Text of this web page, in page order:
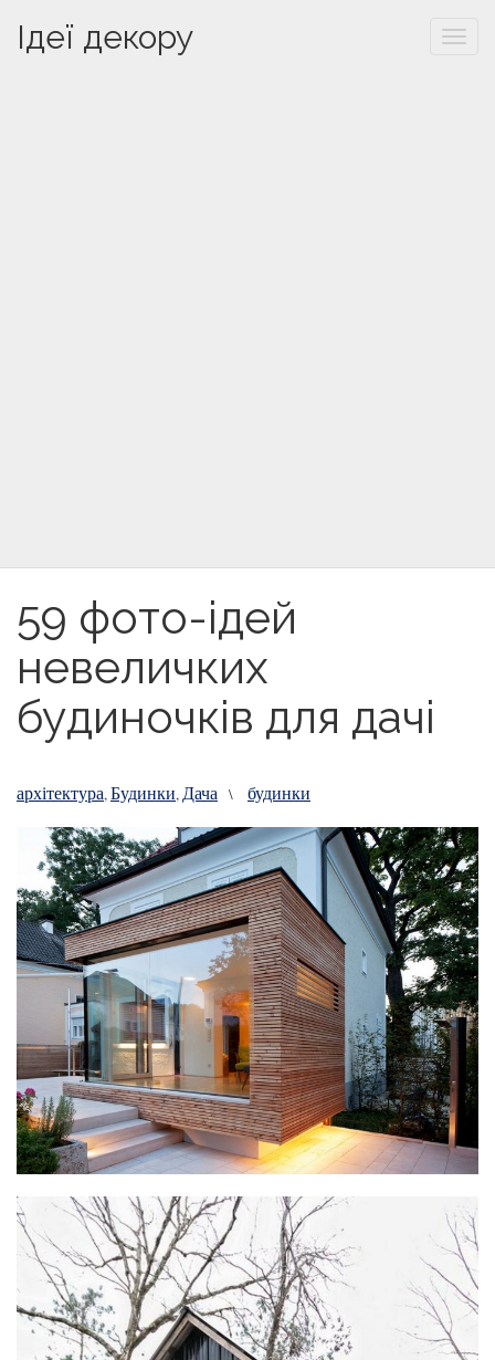
Ідеї декору
59 фото-ідей
невеличких
будиночків для дачі
архітектура,Будинки, Дача \ будинки